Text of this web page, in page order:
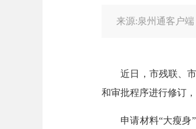
来源:泉州通客户端
近日，市残联、市
和审批程序进行修订
申请材料“大瘦身”